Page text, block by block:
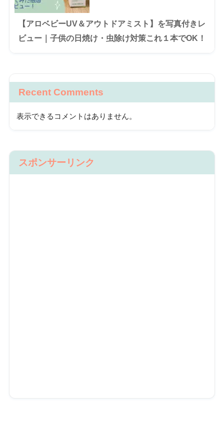
【アロベビーUV＆アウトドアミスト】を写真付きレ
ビュー｜子供の日焼け・虫除け対策これ１本でOK！
Recent Comments
表示できるコメントはありません。
スポンサーリンク